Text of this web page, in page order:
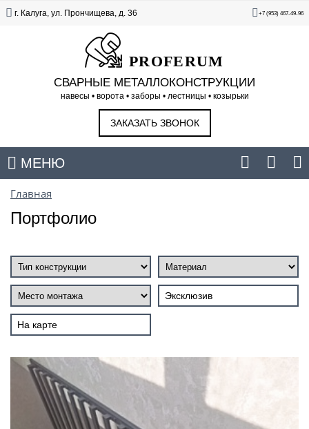
г. Калуга, ул. Прончищева, д. 36 +7 (953) 467-49-96
PROFERUM
СВАРНЫЕ МЕТАЛЛОКОНСТРУКЦИИ
навесы • ворота • заборы • лестницы • козырьки
ЗАКАЗАТЬ ЗВОНОК
МЕНЮ
Главная
Портфолио
Эксклюзив
На карте